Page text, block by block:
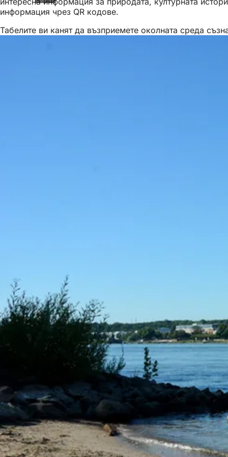
информация чрез QR кодове.
Табелите ви канят да възприемете околната среда